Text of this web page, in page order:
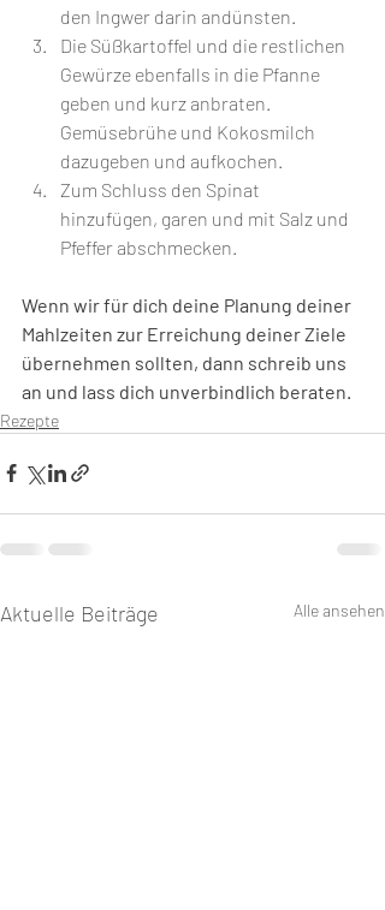
den Ingwer darin andünsten.
Die Süßkartoffel und die restlichen
Gewürze ebenfalls in die Pfanne
geben und kurz anbraten.
Gemüsebrühe und Kokosmilch
dazugeben und aufkochen.
Zum Schluss den Spinat
hinzufügen, garen und mit Salz und
Pfeffer abschmecken.
Wenn wir für dich deine Planung deiner
Mahlzeiten zur Erreichung deiner Ziele
übernehmen sollten, dann schreib uns
an und lass dich unverbindlich beraten.
Rezepte
Aktuelle Beiträge Alle ansehen